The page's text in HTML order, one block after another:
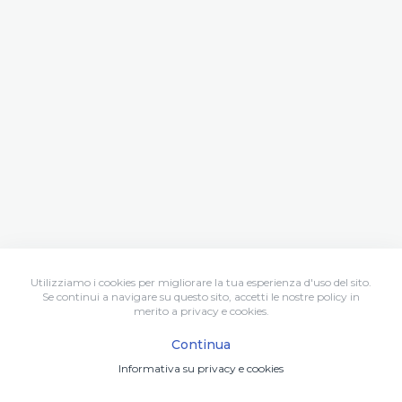
Utilizziamo i cookies per migliorare la tua esperienza d'uso del sito.
Se continui a navigare su questo sito, accetti le nostre policy in
merito a privacy e cookies.
Continua
Informativa su privacy e cookies